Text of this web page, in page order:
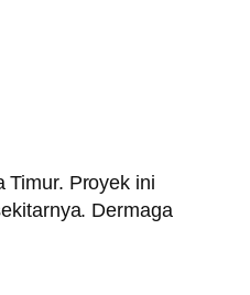
Timur. Proyek ini
Dermaga